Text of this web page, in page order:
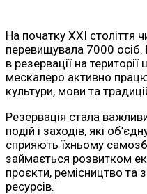
На початку XXI століття
перевищувала 7000
в резервації на
мескалеро активно
культури, мови та
Резервація стала
подій і заходів, які
сприяють їхньому
займається розвитком
проєкти, ремісництво та
ресурсів.